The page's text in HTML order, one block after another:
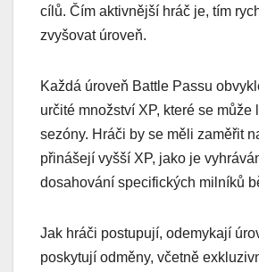
cílů. Čím aktivnější hráč je, tím
zvyšovat úroveň.
Každá úroveň Battle Passu
určité množství XP, které se může
sezóny. Hráči by se měli zaměřit
přinášejí vyšší XP, jako je
dosahování specifických milníků
Jak hráči postupují, odemykají
poskytují odměny, včetně